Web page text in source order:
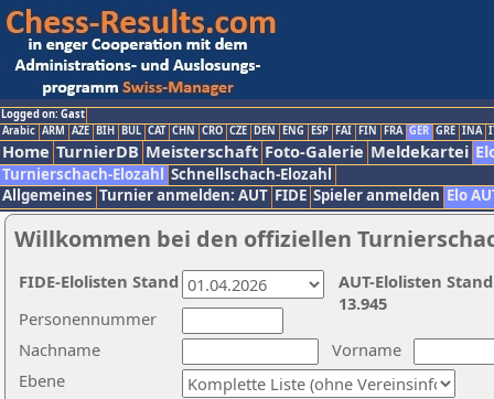
Logged on: Gast
Arabic ARM AZE BIH BUL CAT CHN CRO CZE DEN ENG ESP FAI FIN FRA GER GRE INA
Home TurnierDB Meisterschaft Foto-Galerie Meldekartei
Turnierschach-Elozahl Schnellschach-Elozahl
Allgemeines Turnier anmelden: AUT FIDE Spieler anmelden Elo
Willkommen bei den offiziellen
Nachname
Vorname
Ebene
Personennummer
AUT-Elolisten
13.945
FIDE-Elolisten Stand